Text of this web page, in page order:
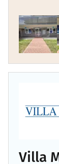
Choroby
Choroby
Choroby
Diagnostyka
Villa